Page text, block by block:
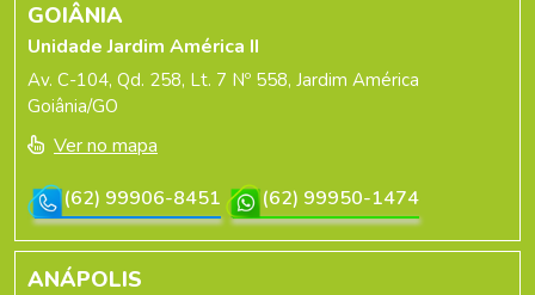
GOIÂNIA
Unidade Jardim América II
Av. C-104, Qd. 258, Lt. 7 Nº 558, Jardim América
Goiânia/GO
Ver no mapa
(62) 99906-8451
(62) 99950-1474
ANÁPOLIS